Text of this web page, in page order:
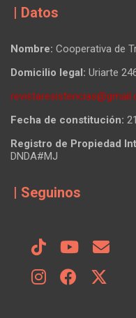
| Datos
Nombre: Cooperativa de
Domicilio legal: Uriarte
Fecha de constitución:
Registro de Propiedad
DNDA#MJ
| Seguinos